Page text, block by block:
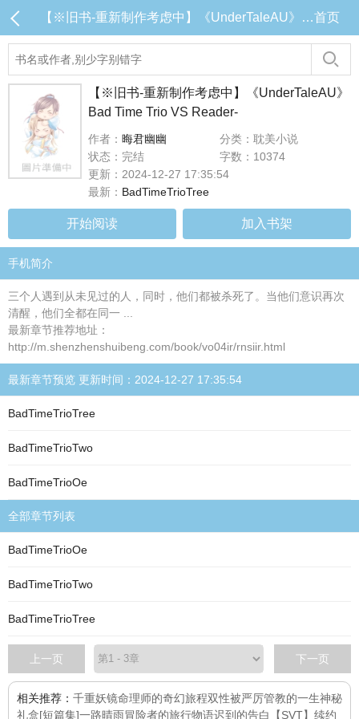
【※旧书-重新制作考虑中】《UnderTaleAU》Bad Time Trio VS Reader- 目录 (共3章)首页
【※旧书-重新制作考虑中】《UnderTaleAU》
Bad Time Trio VS Reader-
作者： 晦君幽幽
分类：耽美小说
状态：完结
字数：10374
更新：2024-12-27 17:35:54
最新： BadTimeTrioTree
开始阅读 加入书架
手机简介
三个人遇到从未见过的人，同时，他们都被杀死了。当他们意识再次
清醒，他们全都在同一 ...
最新章节推荐地址：
http://m.shenzhenshuibeng.com/book/vo04ir/rnsiir.html
最新章节预览 更新时间：2024-12-27 17:35:54
BadTimeTrioTree
BadTimeTrioTwo
BadTimeTrioOe
全部章节列表
BadTimeTrioOe
BadTimeTrioTwo
BadTimeTrioTree
上一页 下一页
相关推荐： 千重妖镜命理师的奇幻旅程双性被严厉管教的一生神秘
礼盒[短篇集]一路晴雨冒险者的旅行物语迟到的告白 【SVT】续约